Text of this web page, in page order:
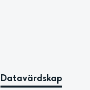
Datavärdskap